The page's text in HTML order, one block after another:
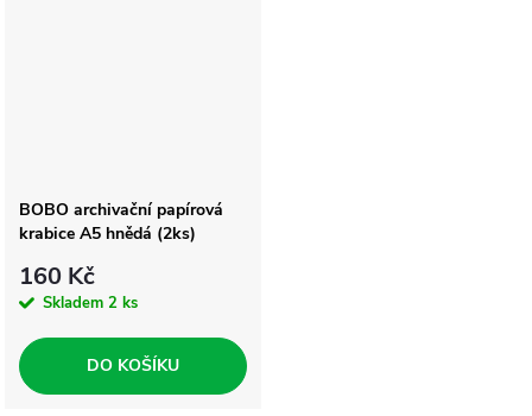
BOBO archivační papírová
krabice A5 hnědá (2ks)
160 Kč
Skladem 2 ks
DO KOŠÍKU